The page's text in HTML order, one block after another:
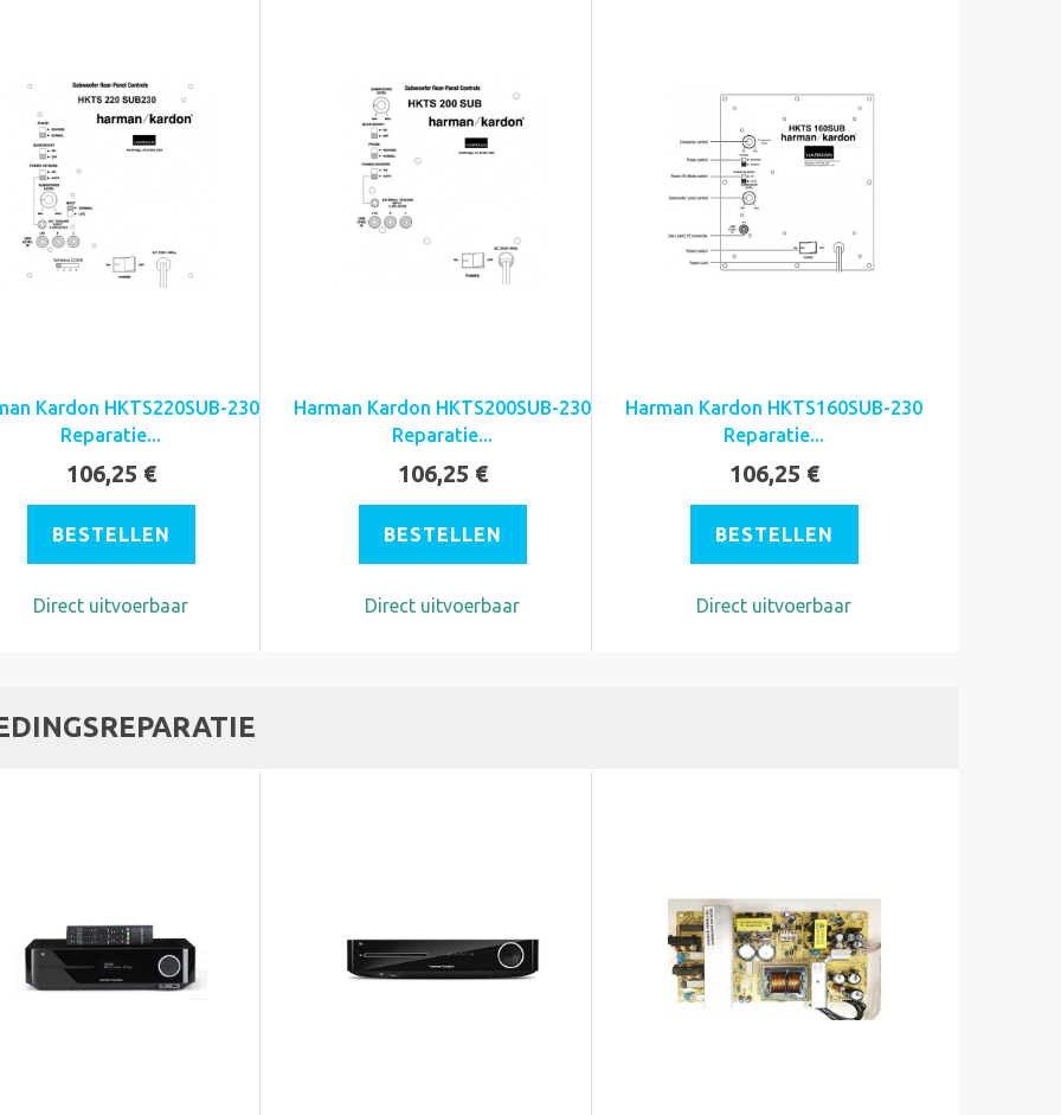
Kardon HKTS220SUB-230
Reparatie...
106,25 €
BESTELLEN
Direct uitvoerbaar
Harman Kardon HKTS200SUB-230
Reparatie...
106,25 €
BESTELLEN
Direct uitvoerbaar
Harman Kardon HKTS160SUB-230
Reparatie...
106,25 €
BESTELLEN
Direct uitvoerbaar